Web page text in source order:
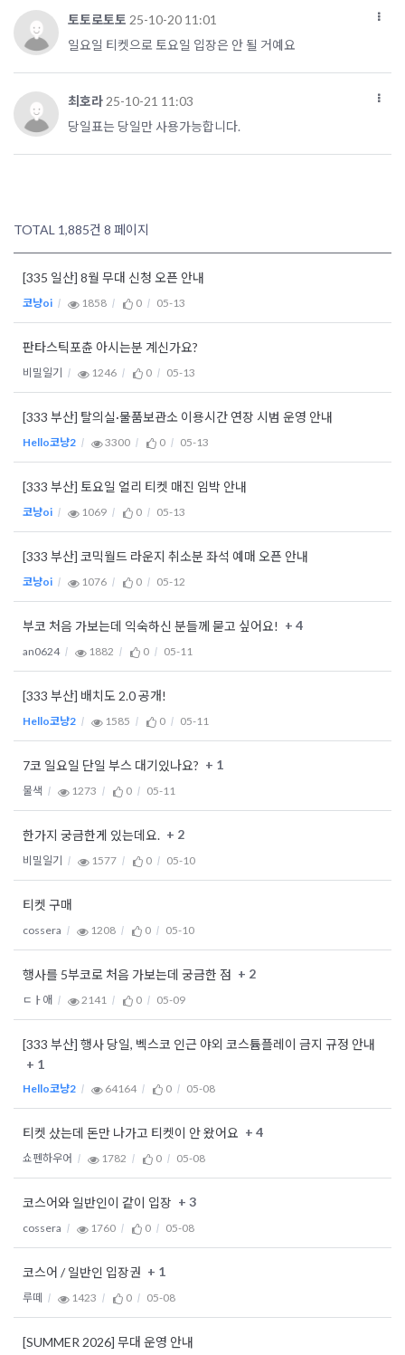
토토로토토 25-10-20 11:01
일요일 티켓으로 토요일 입장은 안 될 거예요
최호라 25-10-21 11:03
당일표는 당일만 사용가능합니다.
TOTAL 1,885건 8 페이지
[335 일산] 8월 무대 신청 오픈 안내
코냥oi 1858 0 05-13
판타스틱포츈 아시는분 계신가요?
비밀일기 1246 0 05-13
[333 부산] 탈의실·물품보관소 이용시간 연장 시범 운영 안내
Hello코냥2 3300 0 05-13
[333 부산] 토요일 얼리 티켓 매진 임박 안내
코냥oi 1069 0 05-13
[333 부산] 코믹월드 라운지 취소분 좌석 예매 오픈 안내
코냥oi 1076 0 05-12
부코 처음 가보는데 익숙하신 분들께 묻고 싶어요! + 4
an0624 1882 0 05-11
[333 부산] 배치도 2.0 공개!
Hello코냥2 1585 0 05-11
7코 일요일 단일 부스 대기있나요? + 1
물색 1273 0 05-11
한가지 궁금한게 있는데요. + 2
비밀일기 1577 0 05-10
티켓 구매
cossera 1208 0 05-10
행사를 5부코로 처음 가보는데 궁금한 점 + 2
ㄷㅏ애 2141 0 05-09
[333 부산] 행사 당일, 벡스코 인근 야외 코스튬플레이 금지 규정 안내
+ 1
Hello코냥2 64164 0 05-08
티켓 샀는데 돈만 나가고 티켓이 안 왔어요 + 4
쇼펜하우어 1782 0 05-08
코스어와 일반인이 같이 입장 + 3
cossera 1760 0 05-08
코스어 / 일반인 입장권 + 1
루떼 1423 0 05-08
[SUMMER 2026] 무대 운영 안내